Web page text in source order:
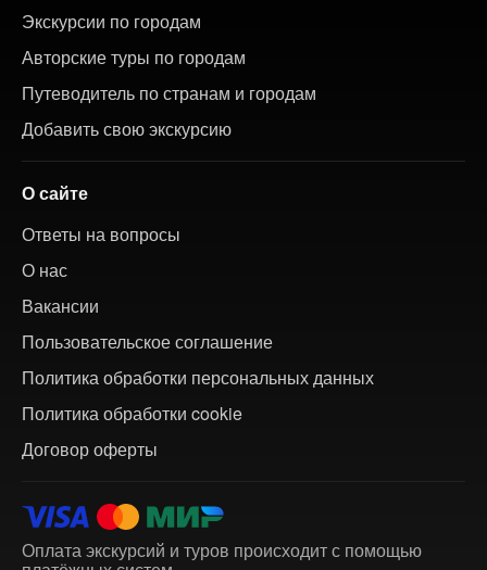
Экскурсии по городам
Авторские туры по городам
Путеводитель по странам и городам
Добавить свою экскурсию
О сайте
Ответы на вопросы
О нас
Вакансии
Пользовательское соглашение
Политика обработки персональных данных
Политика обработки cookie
Договор оферты
Оплата экскурсий и туров происходит с помощью